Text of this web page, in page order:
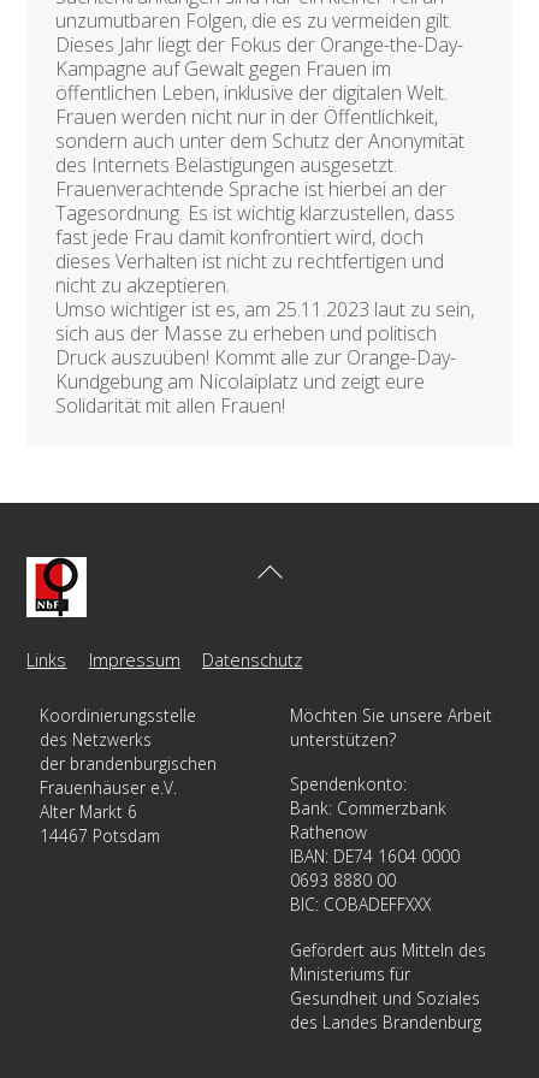
unzumutbaren Folgen, die es zu vermeiden gilt.
Dieses Jahr liegt der Fokus der Orange-the-Day-
Kampagne auf Gewalt gegen Frauen im
öffentlichen Leben, inklusive der digitalen Welt.
Frauen werden nicht nur in der Öffentlichkeit,
sondern auch unter dem Schutz der Anonymität
des Internets Belästigungen ausgesetzt.
Frauenverachtende Sprache ist hierbei an der
Tagesordnung. Es ist wichtig klarzustellen, dass
fast jede Frau damit konfrontiert wird, doch
dieses Verhalten ist nicht zu rechtfertigen und
nicht zu akzeptieren.
Umso wichtiger ist es, am 25.11.2023 laut zu sein,
sich aus der Masse zu erheben und politisch
Druck auszuüben! Kommt alle zur Orange-Day-
Kundgebung am Nicolaiplatz und zeigt eure
Solidarität mit allen Frauen!
Back
To
Links Impressum Datenschutz
Koordinierungsstelle
des Netzwerks
der brandenburgischen
Frauenhäuser e.V.
Alter Markt 6
14467 Potsdam
Möchten Sie unsere Arbeit
unterstützen?
Spendenkonto:
Bank: Commerzbank
Rathenow
IBAN: DE74 1604 0000
0693 8880 00
BIC: COBADEFFXXX
Gefördert aus Mitteln des
Ministeriums für
Gesundheit und Soziales
des Landes Brandenburg